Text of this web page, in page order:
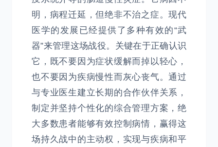
明，病程迁延，但绝非不治之症。现代
医学的发展已经提供了多种有效的“武
器”来管理这场战役。关键在于正确认识
它，既不要因为症状缓解而掉以轻心，
也不要因为疾病慢性而灰心丧气。通过
与专业医生建立长期的合作伙伴关系，
制定并坚持个性化的综合管理方案，绝
大多数患者能够有效控制病情，赢得这
场持久战中的主动权，实现与疾病和平